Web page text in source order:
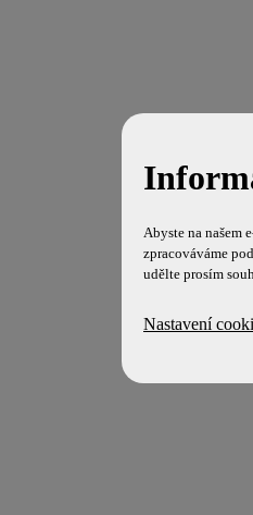
Abyste na našem
zpracováváme
udělte prosím
Nastavení